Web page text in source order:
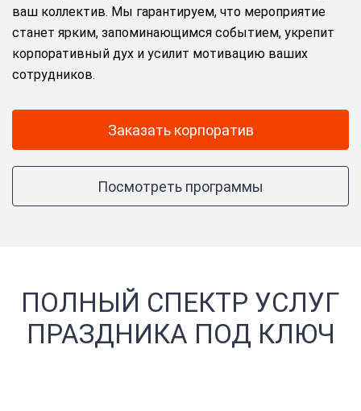
ваш коллектив. Мы гарантируем, что мероприятие
станет ярким, запоминающимся событием, укрепит
корпоративный дух и усилит мотивацию ваших
сотрудников.
Заказать корпоратив
Посмотреть программы
ПОЛНЫЙ СПЕКТР УСЛУГ
ПРАЗДНИКА ПОД КЛЮЧ